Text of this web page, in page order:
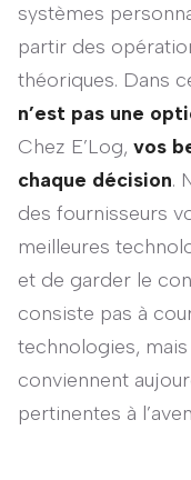
systèmes
partir des
théoriques. Dans
n’est pas une
Chez E’Log, vos
chaque décision.
des fournisseurs
meilleures
et de garder le
consiste pas à
technologies,
conviennent
pertinentes à